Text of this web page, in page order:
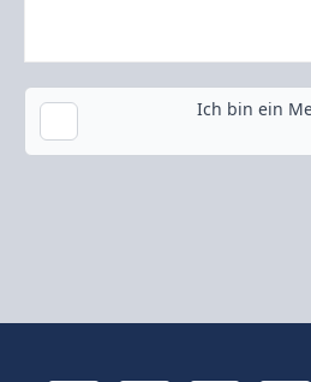
Kopie an meine E-Mail-